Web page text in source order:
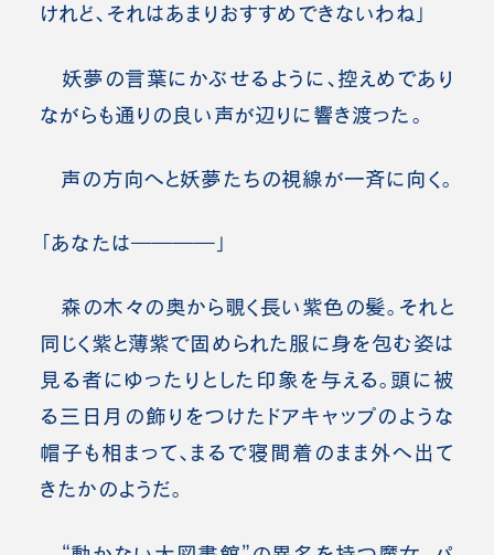
けれど、それはあまりおすすめできないわね」
妖夢の言葉にかぶせるように、控えめであり
ながらも通りの良い声が辺りに響き渡った。
声の方向へと妖夢たちの視線が一斉に向く。
「あなたは――――」
森の木々の奥から覗く長い紫色の髪。それと
同じく紫と薄紫で固められた服に身を包む姿は
見る者にゆったりとした印象を与える。頭に被
る三日月の飾りをつけたドアキャップのような
帽子も相まって、まるで寝間着のまま外へ出て
きたかのようだ。